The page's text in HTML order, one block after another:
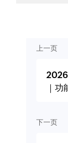
上一页
2026
｜
下一页